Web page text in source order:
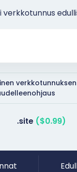
verkkotunnus
verkkotunnuksen
.site ($0.99)